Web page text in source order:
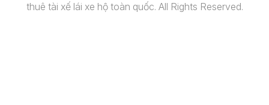
thuê tài xế lái xe hộ toàn quốc. All Rights Reserved.